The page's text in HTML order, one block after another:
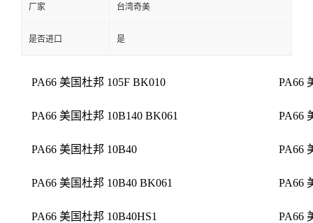
厂家 台湾奇美
是否进口 是
PA66 美国杜邦 105F BK010 PA66
PA66 美国杜邦 10B140 BK061 PA66
PA66 美国杜邦 10B40 PA66
PA66 美国杜邦 10B40 BK061 PA66
PA66 美国杜邦 10B40HS1 PA66